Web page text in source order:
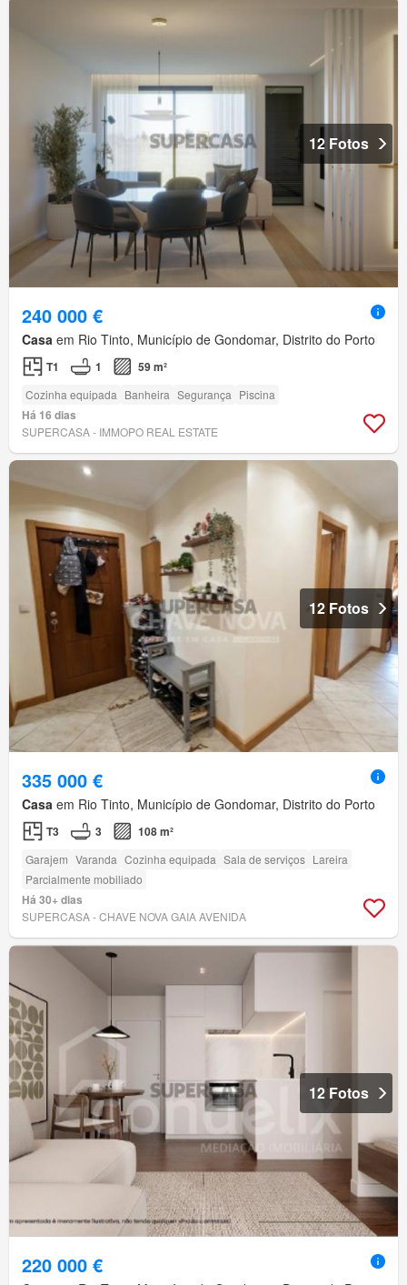
12 Fotos
240 000 €
Casa em Rio Tinto, Município de Gondomar, Distrito do Porto
T1 1 59 m²
Cozinha equipada Banheira Segurança Piscina
Há 16 dias
SUPERCASA - IMMOPO REAL ESTATE
12 Fotos
335 000 €
Casa em Rio Tinto, Município de Gondomar, Distrito do Porto
T3 3 108 m²
Garajem Varanda Cozinha equipada Sala de serviços Lareira
Parcialmente mobiliado
Há 30+ dias
SUPERCASA - CHAVE NOVA GAIA AVENIDA
12 Fotos
220 000 €